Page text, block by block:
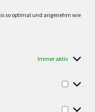
so optimal und angenehm wie
Immer aktiv
Inseln ausgenommen. Unsere
oder gewerblichen
oder eingetragene